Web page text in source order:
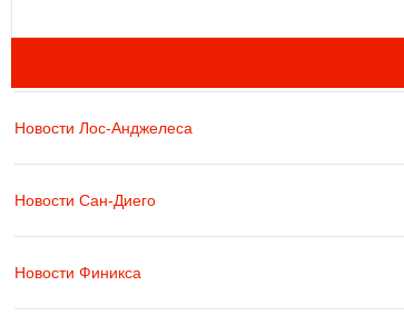
Новости Лос-Анджелеса
Новости Сан-Диего
Новости Финикса